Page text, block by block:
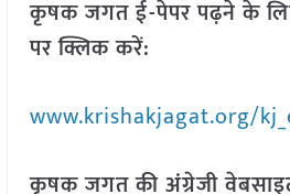
कृषक जगत ई-पेपर पढ़ने के
पर क्लिक करें:
www.krishakjagat.org/
कृषक जगत की अंग्रेजी